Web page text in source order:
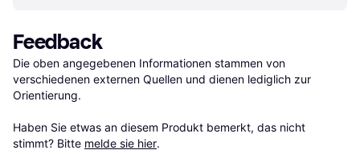
Feedback
Die oben angegebenen Informationen stammen von
verschiedenen externen Quellen und dienen lediglich zur
Orientierung.
Haben Sie etwas an diesem Produkt bemerkt, das nicht
stimmt? Bitte melde sie hier.